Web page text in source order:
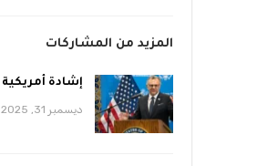
المزيد من المشاركات
إشادة
ديسمبر 31, 2025